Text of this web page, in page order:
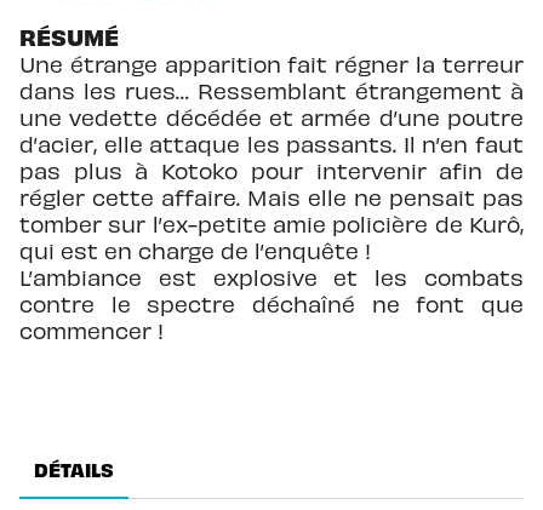
RÉSUMÉ
Une étrange apparition fait régner la terreur
dans les rues… Ressemblant étrangement à
une vedette décédée et armée d’une poutre
d’acier, elle attaque les passants. Il n’en faut
pas plus à Kotoko pour intervenir afin de
régler cette affaire. Mais elle ne pensait pas
tomber sur l’ex-petite amie policière de Kurô,
qui est en charge de l’enquête !
L’ambiance est explosive et les combats
contre le spectre déchaîné ne font que
commencer !
DÉTAILS